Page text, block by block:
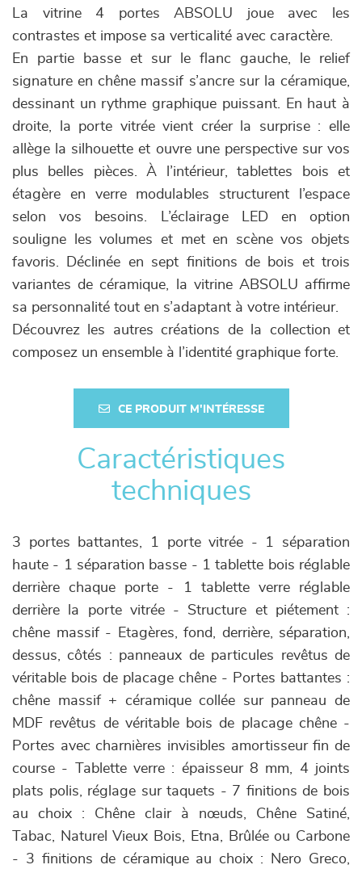
La vitrine 4 portes ABSOLU joue avec les
contrastes et impose sa verticalité avec caractère.
En partie basse et sur le flanc gauche, le relief
signature en chêne massif s’ancre sur la céramique,
dessinant un rythme graphique puissant. En haut à
droite, la porte vitrée vient créer la surprise : elle
allège la silhouette et ouvre une perspective sur vos
plus belles pièces. À l’intérieur, tablettes bois et
étagère en verre modulables structurent l’espace
selon vos besoins. L’éclairage LED en option
souligne les volumes et met en scène vos objets
favoris. Déclinée en sept finitions de bois et trois
variantes de céramique, la vitrine ABSOLU affirme
sa personnalité tout en s’adaptant à votre intérieur.
Découvrez les autres créations de la collection et
composez un ensemble à l’identité graphique forte.
CE PRODUIT M'INTÉRESSE
Caractéristiques
techniques
3 portes battantes, 1 porte vitrée - 1 séparation
haute - 1 séparation basse - 1 tablette bois réglable
derrière chaque porte - 1 tablette verre réglable
derrière la porte vitrée - Structure et piétement :
chêne massif - Etagères, fond, derrière, séparation,
dessus, côtés : panneaux de particules revêtus de
véritable bois de placage chêne - Portes battantes :
chêne massif + céramique collée sur panneau de
MDF revêtus de véritable bois de placage chêne -
Portes avec charnières invisibles amortisseur fin de
course - Tablette verre : épaisseur 8 mm, 4 joints
plats polis, réglage sur taquets - 7 finitions de bois
au choix : Chêne clair à nœuds, Chêne Satiné,
Tabac, Naturel Vieux Bois, Etna, Brûlée ou Carbone
- 3 finitions de céramique au choix : Nero Greco,